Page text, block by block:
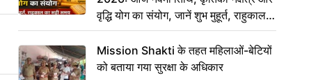
वृद्धि योग का संयोग, जानें शुभ मुहूर्त, राहुकाल
का सही समय
Mission Shakti के तहत महिलाओं-बेटियों
को बताया गया सुरक्षा के अधिकार